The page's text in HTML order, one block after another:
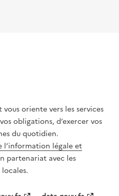
oriente vers les services
obligations, d’exercer vos
du quotidien.
l’information légale et
partenariat avec les